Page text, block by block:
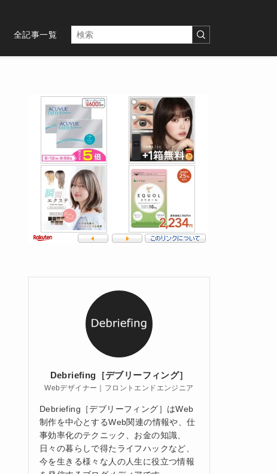
全記事一覧
Debriefing［デブリーフィング］
Webデザイナー｜フロントエンドエンジニア
Debriefing［デブリーフィング］はWeb
制作を中心とするWeb関連の情報や、仕
事効率化のテクニック、お金の知識、
日々の暮らしで得たライフハックなど、
今を生きる様々な人の人生に役立つ情報